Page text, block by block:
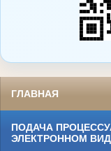
ГЛАВНАЯ
ПОДАЧА
ЭЛЕКТРОННОМ